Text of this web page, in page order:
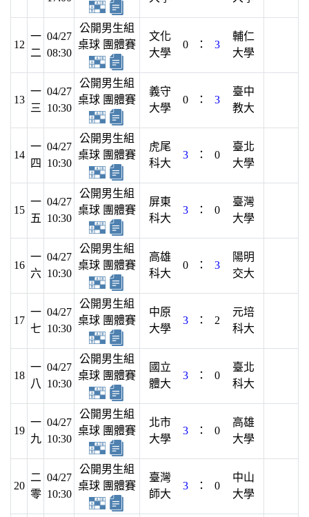
12
一
二
04/27
08:30
公開男生組
桌球 團體賽
文化
大學
0 ： 3
輔仁
大學
13
一
三
04/27
10:30
公開男生組
桌球 團體賽
義守
大學
0 ： 3
臺中
教大
14
一
四
04/27
10:30
公開男生組
桌球 團體賽
虎尾
科大
3 ： 0
臺北
大學
15
一
五
04/27
10:30
公開男生組
桌球 團體賽
屏東
科大
3 ： 0
臺灣
大學
16
一
六
04/27
10:30
公開男生組
桌球 團體賽
高雄
科大
0 ： 3
陽明
交大
17
一
七
04/27
10:30
公開男生組
桌球 團體賽
中原
大學
3 ： 2
元培
科大
18
一
八
04/27
10:30
公開男生組
桌球 團體賽
國立
體大
3 ： 0
臺北
科大
19
一
九
04/27
10:30
公開男生組
桌球 團體賽
北市
大學
3 ： 0
高雄
大學
20
二
零
04/27
10:30
公開男生組
桌球 團體賽
臺灣
師大
3 ： 0
中山
大學